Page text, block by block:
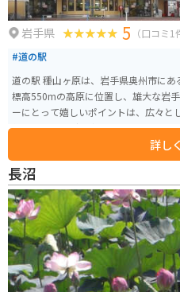
岩手県 5 （口コミ1
#道の駅
道の駅 種山ヶ原は、岩手県奥州市にあ
標高550mの高原に位置し、雄大な岩手山
ーにとって嬉しいポイントは、広々と
離のツーリングで疲れた体を休めるの
いワインディングロードが続くため、
す。 地元の特産品販売所では、新鮮な野菜や果物、手打ちそば、地元産のブ
ランド肉「いわて短角牛」を使った料
で育った牛乳を使用したソフトクリーム
台からは、四季折々の美しい景色を楽
高山植物が咲き乱れ、夏には、緑豊か
山々が赤や黄色に染まり、冬には、雪化粧
山ヶ原は、自然を満喫しながら、地元
スポットです。
詳し
長沼